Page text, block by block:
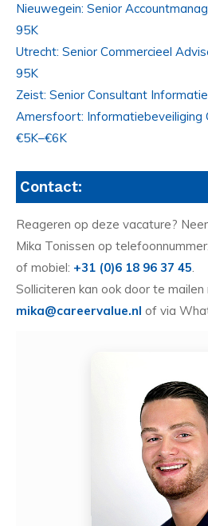
Nieuwegein: Senior
95K
Utrecht: Senior Commercieel
95K
Zeist: Senior Consultant
Amersfoort: Informatiebeveiliging
€5K–€6K
Contact:
Reageren op deze vacature?
Mika Tonissen op telefoonnummer:
of mobiel: +31 (0)6 18 96 37 45
Solliciteren kan ook door te mailen
mika@careervalue.nl of via